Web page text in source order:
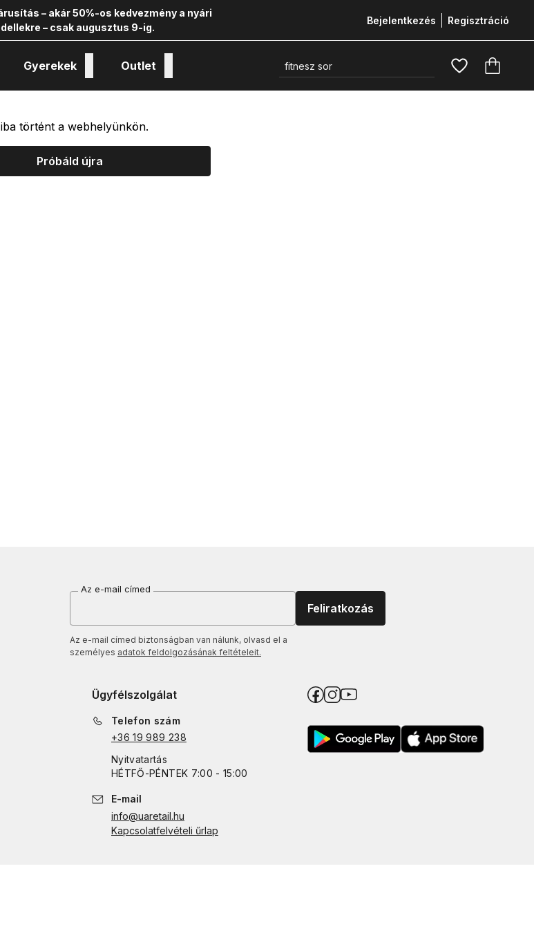
– akár 50%-os kedvezmény a nyári
– csak augusztus 9-ig.
Bejelentkezés Regisztráció
Gyerekek Outlet
történt a webhelyünkön.
Próbáld újra
Az e-mail címed
Feliratkozás
Az e-mail címed biztonságban van nálunk, olvasd el a
személyes adatok feldolgozásának feltételeit.
Ügyfélszolgálat
Telefon szám
+36 19 989 238
Nyitvatartás
HÉTFŐ-PÉNTEK 7:00 - 15:00
E-mail
info@uaretail.hu
Kapcsolatfelvételi űrlap